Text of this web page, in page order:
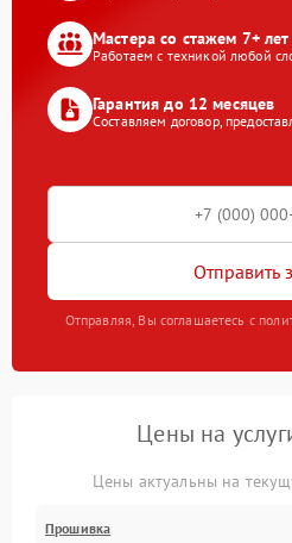
Мастера со стажем 7+ лет
Работаем с техникой любой
Гарантия до 12 месяцев
Составляем договор,
Отправить
Отправляя, Вы соглашаетесь с
Цены на
Цены актуальны на
Прошивка